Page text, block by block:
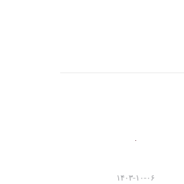
۱۴۰۳-۱۰-۰۶